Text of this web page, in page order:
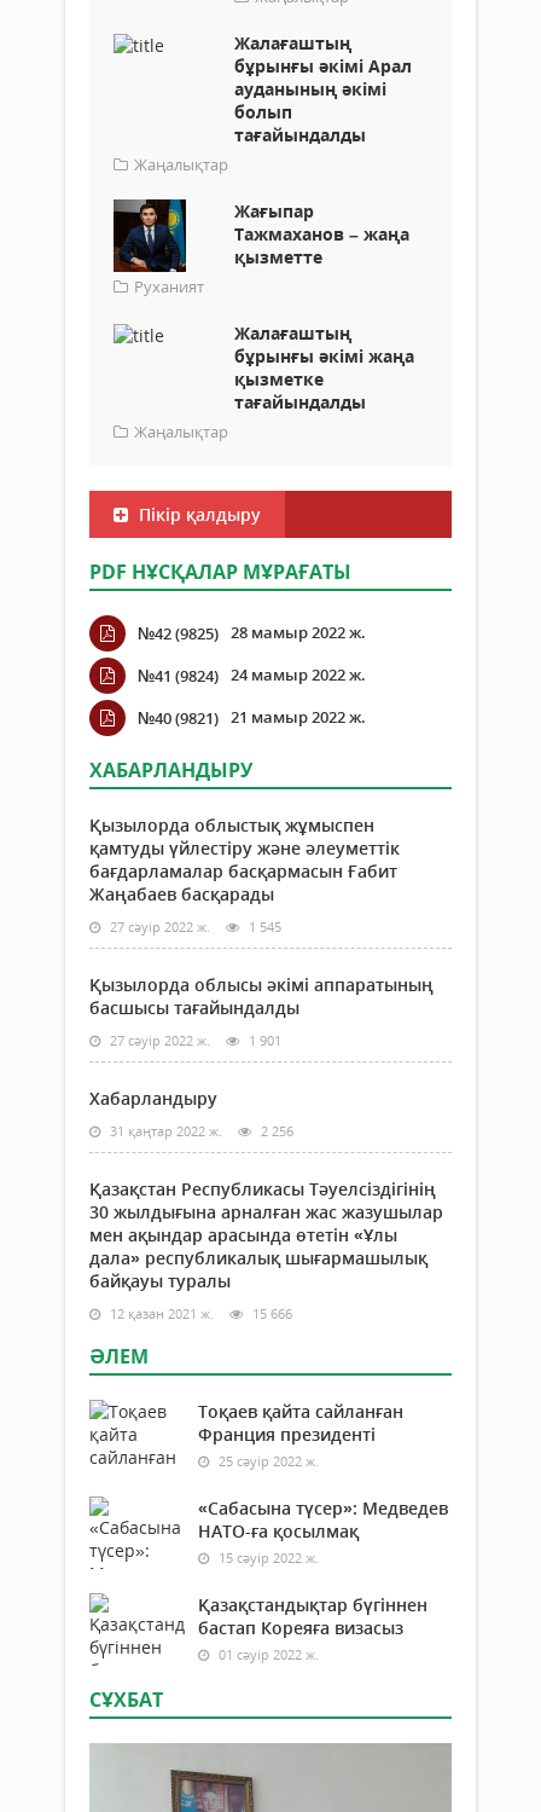
Жалағаштың
бұрынғы әкімі Арал
ауданының әкімі
болып
тағайындалды
Жаңалықтар
Жағыпар
Тажмаханов – жаңа
қызметте
Руханият
Жалағаштың
бұрынғы әкімі жаңа
қызметке
тағайындалды
Жаңалықтар
Пікір қалдыру
PDF НҰСҚАЛАР МҰРАҒАТЫ
№42 (9825) 28 мамыр 2022 ж.
№41 (9824) 24 мамыр 2022 ж.
№40 (9821) 21 мамыр 2022 ж.
ХАБАРЛАНДЫРУ
Қызылорда облыстық жұмыспен
қамтуды үйлестіру және әлеуметтік
бағдарламалар басқармасын Ғабит
Жаңабаев басқарады
27 сәуір 2022 ж. 1 545
Қызылорда облысы әкімі аппаратының
басшысы тағайындалды
27 сәуір 2022 ж. 1 901
Хабарландыру
31 қаңтар 2022 ж. 2 256
Қазақстан Республикасы Тәуелсіздігінің
30 жылдығына арналған жас жазушылар
мен ақындар арасында өтетін «Ұлы
дала» республикалық шығармашылық
байқауы туралы
12 қазан 2021 ж. 15 666
ӘЛЕМ
Тоқаев қайта сайланған
Франция президенті
25 сәуір 2022 ж.
«Сабасына түсер»: Медведев
НАТО-ға қосылмақ
15 сәуір 2022 ж.
Қазақстандықтар бүгіннен
бастап Кореяға визасыз
01 сәуір 2022 ж.
СҰХБАТ